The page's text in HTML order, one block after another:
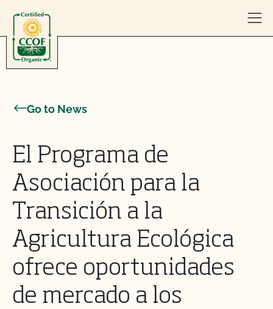
Go to News
El Programa de
Asociación para la
Transición a la
Agricultura Ecológica
ofrece oportunidades
de mercado a los